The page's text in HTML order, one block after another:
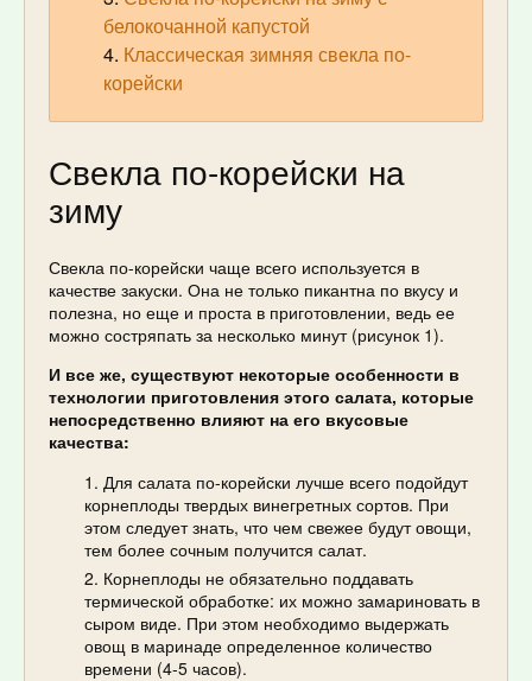
белокочанной капустой
Классическая зимняя свекла по-
корейски
Свекла по-корейски на
зиму
Свекла по-корейски чаще всего используется в
качестве закуски. Она не только пикантна по вкусу и
полезна, но еще и проста в приготовлении, ведь ее
можно состряпать за несколько минут (рисунок 1).
И все же, существуют некоторые особенности в
технологии приготовления этого салата, которые
непосредственно влияют на его вкусовые
качества:
Для салата по-корейски лучше всего подойдут
корнеплоды твердых винегретных сортов. При
этом следует знать, что чем свежее будут овощи,
тем более сочным получится салат.
Корнеплоды не обязательно поддавать
термической обработке: их можно замариновать в
сыром виде. При этом необходимо выдержать
овощ в маринаде определенное количество
времени (4-5 часов).